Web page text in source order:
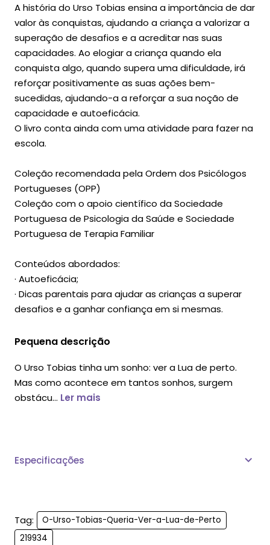
A história do Urso Tobias ensina a importância de dar
valor às conquistas, ajudando a criança a valorizar a
superação de desafios e a acreditar nas suas
capacidades. Ao elogiar a criança quando ela
conquista algo, quando supera uma dificuldade, irá
reforçar positivamente as suas ações bem-
sucedidas, ajudando-a a reforçar a sua noção de
capacidade e autoeficácia.
O livro conta ainda com uma atividade para fazer na
escola.
Coleção recomendada pela Ordem dos Psicólogos
Portugueses (OPP)
Coleção com o apoio científico da Sociedade
Portuguesa de Psicologia da Saúde e Sociedade
Portuguesa de Terapia Familiar
Conteúdos abordados:
· Autoeficácia;
· Dicas parentais para ajudar as crianças a superar
desafios e a ganhar confiança em si mesmas.
Pequena descrição
O Urso Tobias tinha um sonho: ver a Lua de perto.
Mas como acontece em tantos sonhos, surgem
obstácu... Ler mais
Especificações
Tag:
O-Urso-Tobias-Queria-Ver-a-Lua-de-Perto
219934